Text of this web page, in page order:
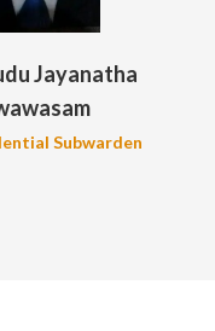
Jayanatha
Subwarden